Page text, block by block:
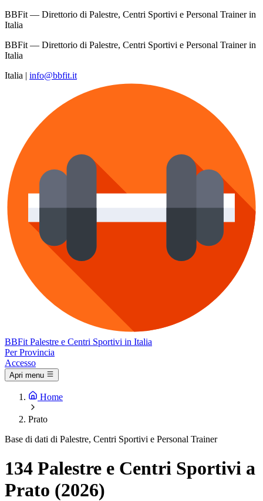
BBFit — Direttorio di Palestre, Centri Sportivi e Personal Trainer in
Italia
BBFit — Direttorio di Palestre, Centri Sportivi e Personal Trainer in
Italia
Italia | info@bbfit.it
BBFit Palestre e Centri Sportivi in Italia
Per Provincia
Accesso
Apri menu
Home
Prato
Base di dati di Palestre, Centri Sportivi e Personal Trainer
134 Palestre e Centri Sportivi a
Prato (2026)